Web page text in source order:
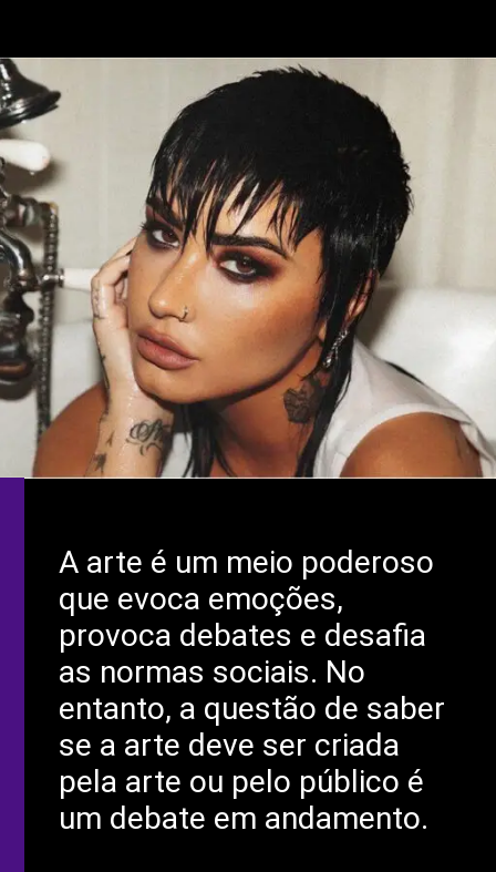
A arte é um meio poderoso
que evoca emoções,
provoca debates e desafia
as normas sociais. No
entanto, a questão de saber
se a arte deve ser criada
pela arte ou pelo público é
um debate em andamento.